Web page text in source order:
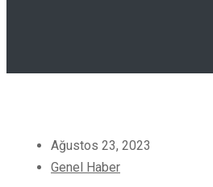
Ağustos 23, 2023
Genel Haber